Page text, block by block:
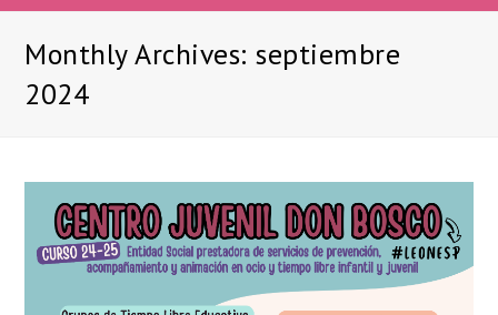
Monthly Archives: septiembre
2024